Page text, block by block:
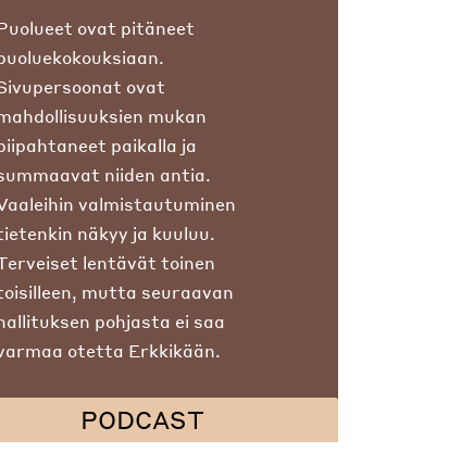
ovat pitäneet
ovat
mukan
paikalla ja
niiden antia.
valmistautuminen
näkyy ja kuuluu.
lentävät toinen
mutta seuraavan
pohjasta ei saa
otetta Erkkikään.
PODCAST